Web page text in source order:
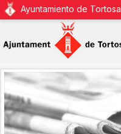
Ayuntamiento de Tortosa